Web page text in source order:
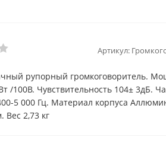
Артикул:
рупорный громкоговоритель.
/100В. Чувствительность 104± 3дБ.
5 000 Гц. Материал корпуса
Вес 2,73 кг